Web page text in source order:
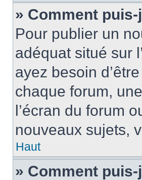
» Comment
Pour publier un
adéquat situé sur
ayez besoin
chaque forum,
l’écran du forum
nouveaux sujets,
Haut
» Comment